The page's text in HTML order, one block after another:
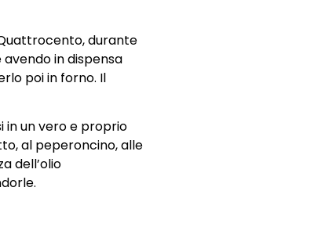
durante
in dispensa
poi in forno. Il
un vero e proprio
al peperoncino, alle
dell’olio